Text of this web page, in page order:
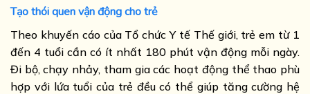
Tạo thói quen vận động cho trẻ
Theo khuyến cáo của Tổ chức Y tế Thế giới, trẻ em từ 1
đến 4 tuổi cần có ít nhất 180 phút vận động mỗi ngày.
Đi bộ, chạy nhảy, tham gia các hoạt động thể thao phù
hợp với lứa tuổi của trẻ đều có thể giúp tăng cường hệ